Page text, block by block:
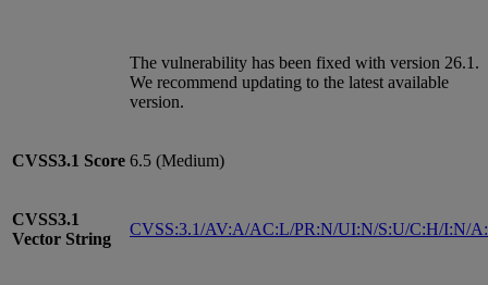
The vulnerability has been fixed with version 26.1.
We recommend updating to the latest available
version.
CVSS3.1 Score 6.5 (Medium)
CVSS3.1
Vector String
CVSS:3.1/AV:A/AC:L/PR:N/UI:N/S:U/C:H/I:N/